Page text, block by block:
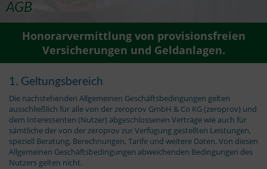
AGB
Honorarvermittlung von provisionsfreien
Versicherungen und Geldanlagen.
1. Geltungsbereich
Die nachstehenden Allgemeinen Geschäftsbedingungen gelten
ausschließlich für alle von der zeroprov GmbH & Co KG (zeroprov) und
dem Interessenten (Nutzer) abgeschlossenen Verträge wie auch für
sämtliche der von der zeroprov zur Verfügung gestellten Leistungen,
speziell Beratung, Berechnungen, Tarife und weitere Daten. Von diesen
Allgemeinen Geschäftsbedingungen abweichenden Bedingungen des
Nutzers gelten nicht.